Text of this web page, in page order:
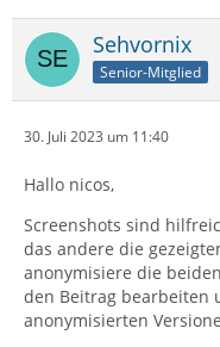
Sehvornix
Senior-Mitglied
30. Juli 2023 um 11:40
Hallo nicos,
Screenshots sind
das andere die
anonymisiere die
den Beitrag bearbeiten
anonymisierten